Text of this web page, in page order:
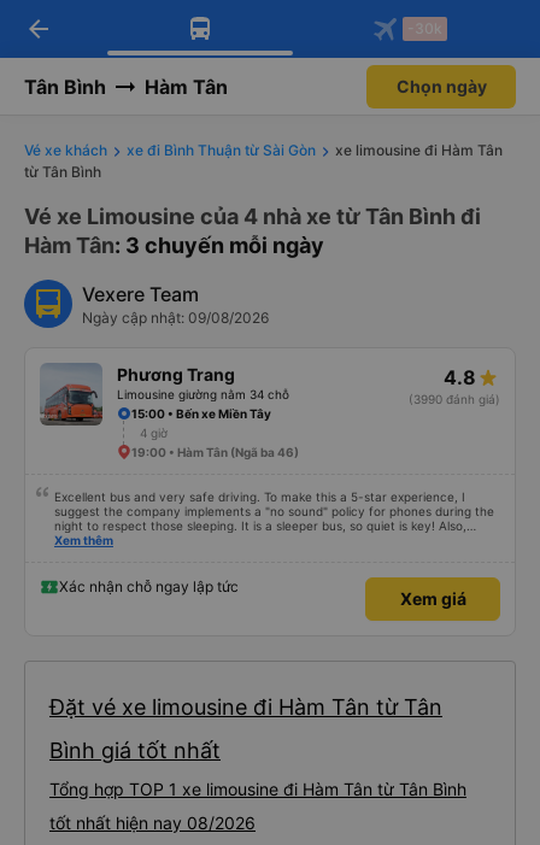
Tải app Vexere ngay!
Nhận ưu đãi thành viên độc
Mở app
Tải app Vexere
-30k/ghế khi đặt vé máy bay qua
Mở app
arrow_back -30k
Tân Bình Hàm Tân Chọn ngày
Vé xe khách xe đi Bình Thuận từ Sài Gòn
xe limousine đi Hàm Tân
từ Tân Bình
Vé xe Limousine của 4 nhà xe từ Tân Bình đi
Hàm Tân: 3 chuyến mỗi ngày
Vexere Team
Ngày cập nhật: 09/08/2026
Phương Trang
Limousine giường nằm 34 chỗ
4.8
(3990 đánh giá)
15:00 • Bến xe Miền Tây
4 giờ
19:00 • Hàm Tân (Ngã ba 46)
Excellent bus and very safe driving. To make this a 5-star experience, I
suggest the company implements a "no sound" policy for phones during the
night to respect those sleeping. It is a sleeper bus, so quiet is key! Also,
please display the Wi-Fi password clearly inside the cabin for convenience. I
quy định rõ ràng về việc giữ im lặng (tắt âm thanh điện thoại) vào ban đêm
để tránh làm phiền hành khách khác ngủ. Ngoài ra, nhà xe nên dán sẵn mật
khẩu Wi-Fi trong xe để hành khách dễ dàng sử dụng. Tôi vẫn sẽ tiếp tục ủng
Xem thêm
Xác nhận chỗ ngay lập tức
Xem giá
Đặt vé xe limousine đi Hàm Tân từ Tân
Bình giá tốt nhất
Tổng hợp TOP 1 xe limousine đi Hàm Tân từ Tân Bình
tốt nhất hiện nay 08/2026